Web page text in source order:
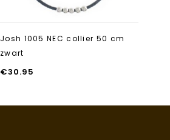
Josh 1005 NEC collier 50 cm
zwart
€30.95